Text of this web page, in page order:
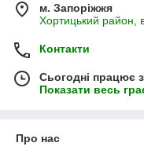
м. Запоріжжя
Хортицький район,
Контакти
Сьогодні працює
Показати весь
Про нас